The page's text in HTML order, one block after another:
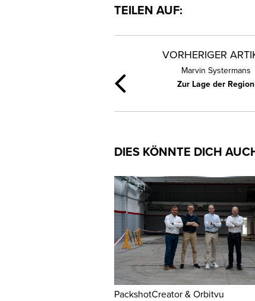
TEILEN AUF:
VORHERIGER
Marvin Systermans
Zur Lage der Region
DIES KÖNNTE DICH
PackshotCreator & Orbitvu